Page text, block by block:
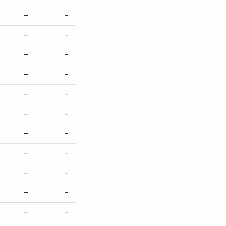
– –
– –
– –
– –
– –
– –
– –
– –
– –
– –
– –